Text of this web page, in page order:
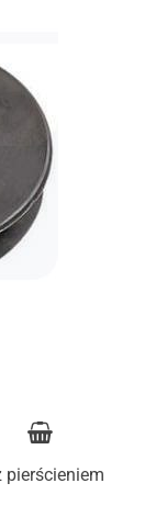
pierścieniem